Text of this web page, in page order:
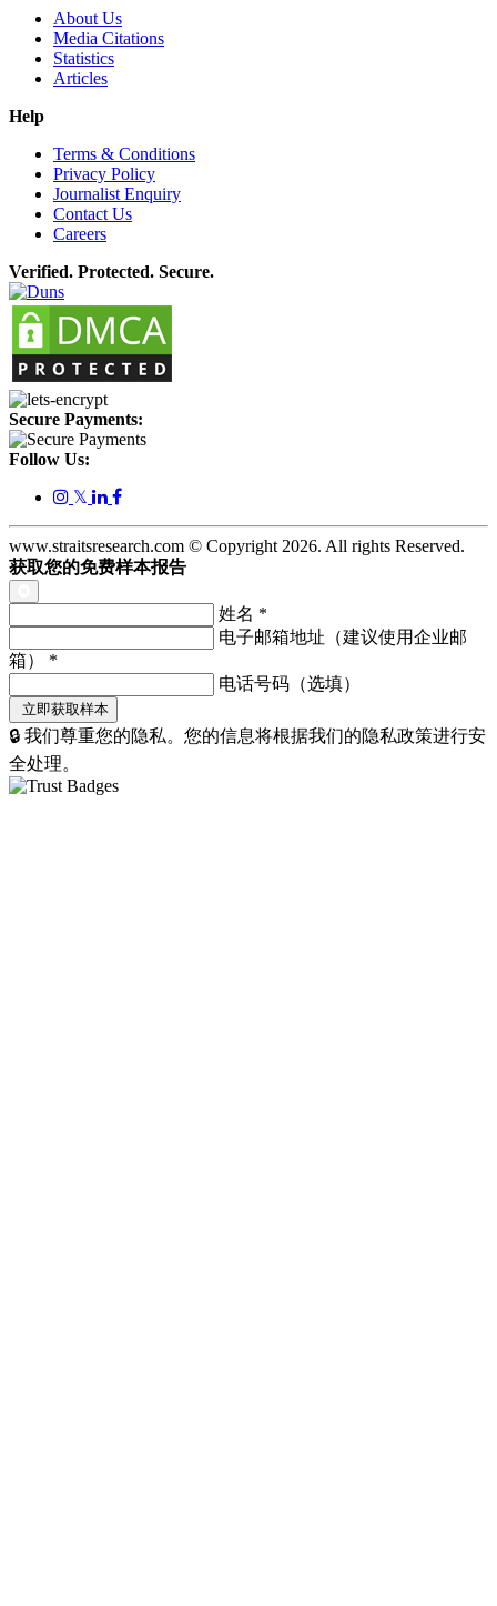
About Us
Media Citations
Statistics
Articles
Help
Terms & Conditions
Privacy Policy
Journalist Enquiry
Contact Us
Careers
Verified. Protected. Secure.
Secure Payments:
Follow Us:
𝕏
www.straitsresearch.com © Copyright 2026. All rights Reserved.
获取您的免费样本报告
姓名 *
电子邮箱地址（建议使用企业邮
箱） *
电话号码（选填）
🔒 我们尊重您的隐私。您的信息将根据我们的隐私政策进行安
全处理。